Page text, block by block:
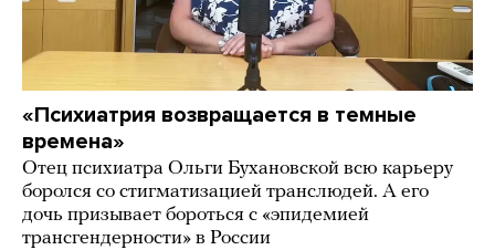
«Психиатрия возвращается в темные
времена»
Отец психиатра Ольги Бухановской всю карьеру
боролся со стигматизацией транслюдей. А его
дочь призывает бороться с «эпидемией
трансгендерности» в России